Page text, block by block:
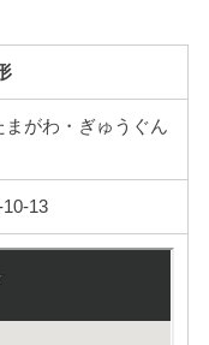
がわ・ぎゅうぐん
13